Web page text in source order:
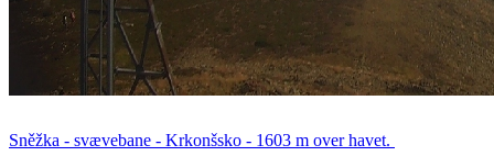
Sněžka - svævebane - Krkonšsko - 1603 m over havet.